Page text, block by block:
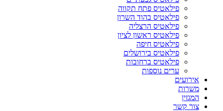
פילאטיס פתח תקווה
פילאטיס בהוד השרון
פילאטיס הרצליה
פילאטיס ראשון לציון
פילאטיס חיפה
פילאטיס בירושלים
פילאטיס ברחובות
ערים נוספות
אירועים
משרות
המגזין
צור קשר